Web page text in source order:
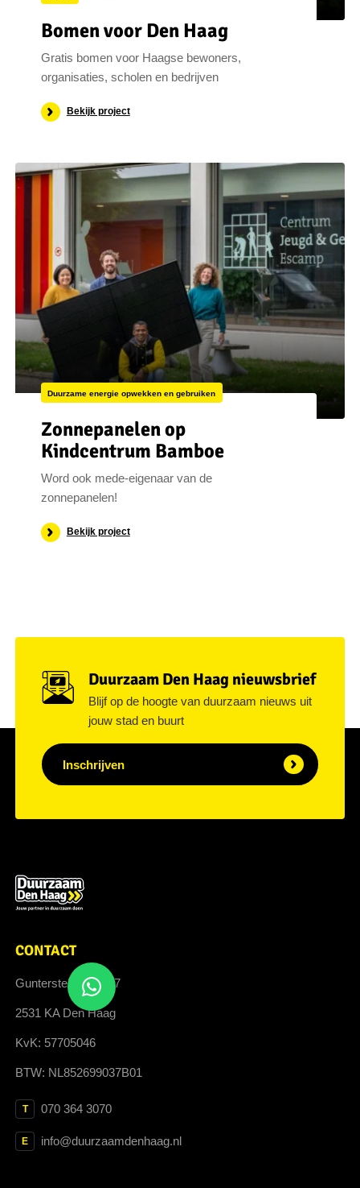
Bomen voor Den Haag
Gratis bomen voor Haagse bewoners,
organisaties, scholen en bedrijven
Bekijk project
Duurzame energie opwekken en gebruiken
Zonnepanelen op
Kindcentrum Bamboe
Word ook mede-eigenaar van de
zonnepanelen!
Bekijk project
Duurzaam Den Haag nieuwsbrief
Blijf op de hoogte van duurzaam nieuws uit
jouw stad en buurt
Inschrijven
CONTACT
Guntersteinweg 377
2531 KA Den Haag
KvK: 57705046
BTW: NL852699037B01
T 070 364 3070
E info@duurzaamdenhaag.nl